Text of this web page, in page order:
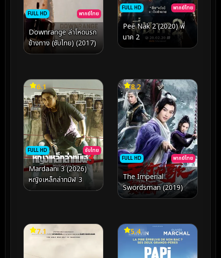
FULL HD พากย์ไทย
Downrange ล่าโหดนรก
ข้างทาง (ซับไทย) (2017)
FULL HD พากย์ไทย
Pee Nak 2 (2020) พี่
นาค 2
FULL HD ซับไทย
6.1
Mardaani 3 (2026)
หญิงเหล็กล่าทมิฬ 3
FULL HD พากย์ไทย
8.2
The Imperial
Swordsman (2019)
7.1 5.4